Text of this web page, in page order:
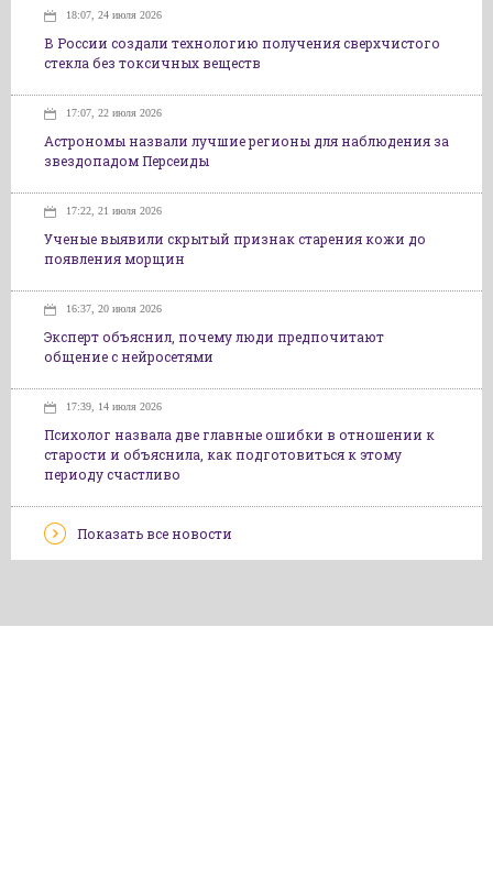
18:07, 24 июля 2026
В России создали технологию получения сверхчистого
стекла без токсичных веществ
17:07, 22 июля 2026
Астрономы назвали лучшие регионы для наблюдения за
звездопадом Персеиды
17:22, 21 июля 2026
Ученые выявили скрытый признак старения кожи до
появления морщин
16:37, 20 июля 2026
Эксперт объяснил, почему люди предпочитают
общение с нейросетями
17:39, 14 июля 2026
Психолог назвала две главные ошибки в отношении к
старости и объяснила, как подготовиться к этому
периоду счастливо
Показать все новости